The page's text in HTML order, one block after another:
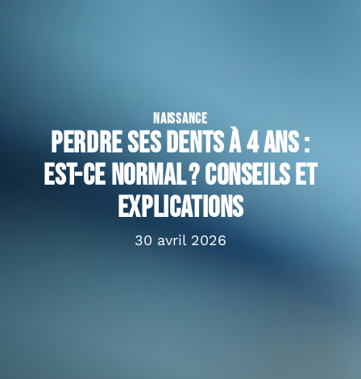
NAISSANCE
Perdre ses dents à 4 ans :
est-ce normal ? Conseils et
explications
30 avril 2026